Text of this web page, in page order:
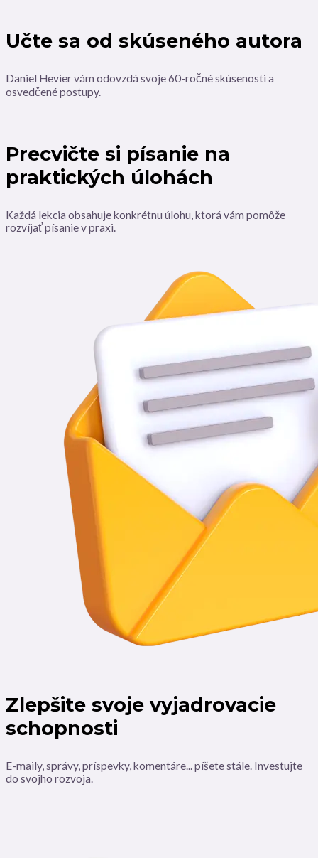
Učte sa od skúseného autora
Daniel Hevier vám odovzdá svoje 60-ročné skúsenosti a
osvedčené postupy.
Precvičte si písanie na
praktických úlohách
Každá lekcia obsahuje konkrétnu úlohu, ktorá vám pomôže
rozvíjať písanie v praxi.
Zlepšite svoje vyjadrovacie
schopnosti
E-maily, správy, príspevky, komentáre... píšete stále. Investujte
do svojho rozvoja.